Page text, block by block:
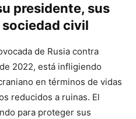
presidente, sus
civil
de Rusia contra
2022, está infligiendo
en términos de vidas
reducidos a ruinas. El
para proteger sus